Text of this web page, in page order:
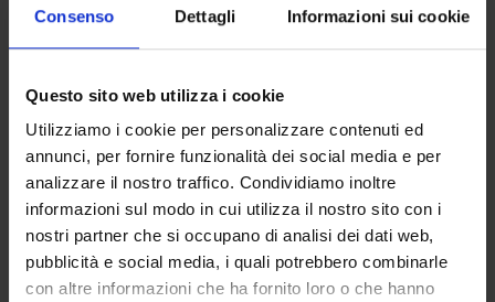
Consenso Dettagli Informazioni sui cookie
Questo sito web utilizza i cookie
Utilizziamo i cookie per personalizzare contenuti ed
annunci, per fornire funzionalità dei social media e per
analizzare il nostro traffico. Condividiamo inoltre
informazioni sul modo in cui utilizza il nostro sito con i
nostri partner che si occupano di analisi dei dati web,
pubblicità e social media, i quali potrebbero combinarle
con altre informazioni che ha fornito loro o che hanno
inserire nel carrello almeno 4 prodotti. Questo è il
APPLICAZIONE
Applicare da una a tre mani sul biscotto.
L’eventuale finitura con la cristallina apiombica
HCE 001 intensificherà la brillantezza del risultato
finale.